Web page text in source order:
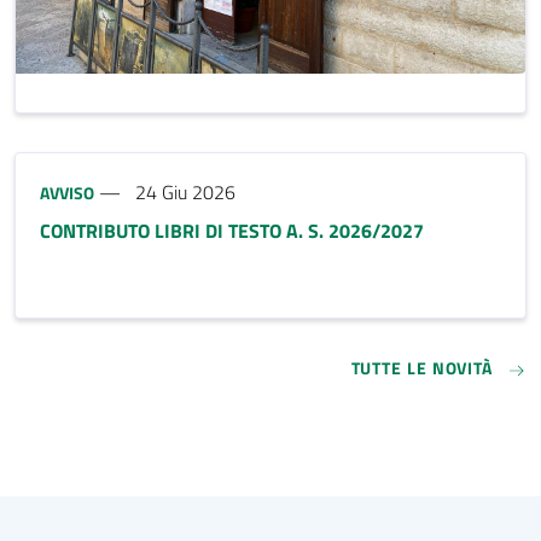
Tipo notizia:
AVVISO
24 Giu 2026
CONTRIBUTO LIBRI DI TESTO A. S. 2026/2027
TUTTE LE NOVITÀ